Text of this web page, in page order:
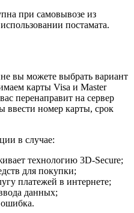
при самовывозе из
постамата.
вы можете выбрать вариант
карты Visa и Master
перенаправит на сервер
ввести номер карты, срок
в случае:
технологию 3D-Secure;
для покупки;
платежей в интернете;
данных;